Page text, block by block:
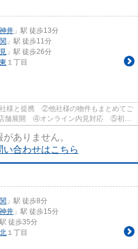
井 」駅 徒歩13分
」駅 徒歩11分
」駅 徒歩26分
１丁目
様と提携 ②他社様の物件もまとめてご
舗展開 ④オンライン内見対応 ⑤初期
ありません。
い合わせはこちら
」駅 徒歩8分
井 」駅 徒歩15分
駅 徒歩35分
１丁目